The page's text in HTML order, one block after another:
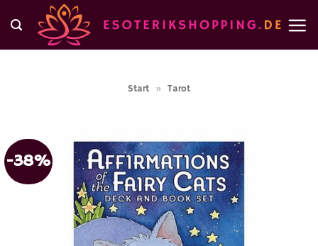
Inhalt
springen
Start » Tarot
-38%